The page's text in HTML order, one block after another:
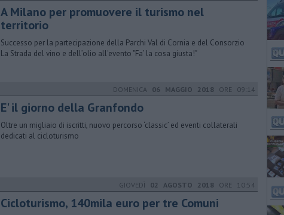
A Milano per promuovere il turismo nel
territorio
Successo per la partecipazione della Parchi Val di Cornia e del Consorzio
La Strada del vino e dell’olio all'evento "Fa’ la cosa giusta!"
DOMENICA 06 MAGGIO 2018 ORE 09:14
E' il giorno della Granfondo
Oltre un migliaio di iscritti, nuovo percorso ‘classic’ ed eventi collaterali
dedicati al cicloturismo
GIOVEDÌ 02 AGOSTO 2018 ORE 10:54
Cicloturismo, 140mila euro per tre Comuni